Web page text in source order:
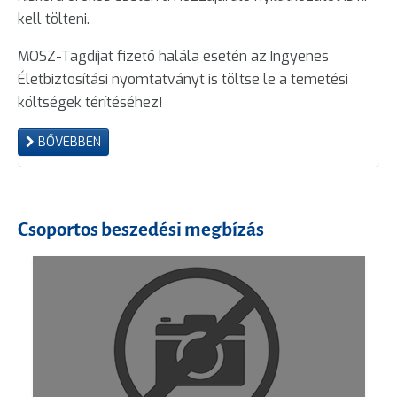
kell tölteni.
MOSZ-Tagdíjat fizető halála esetén az Ingyenes
Életbiztosítási nyomtatványt is töltse le a temetési
költségek térítéséhez!
BŐVEBBEN
Csoportos beszedési megbízás